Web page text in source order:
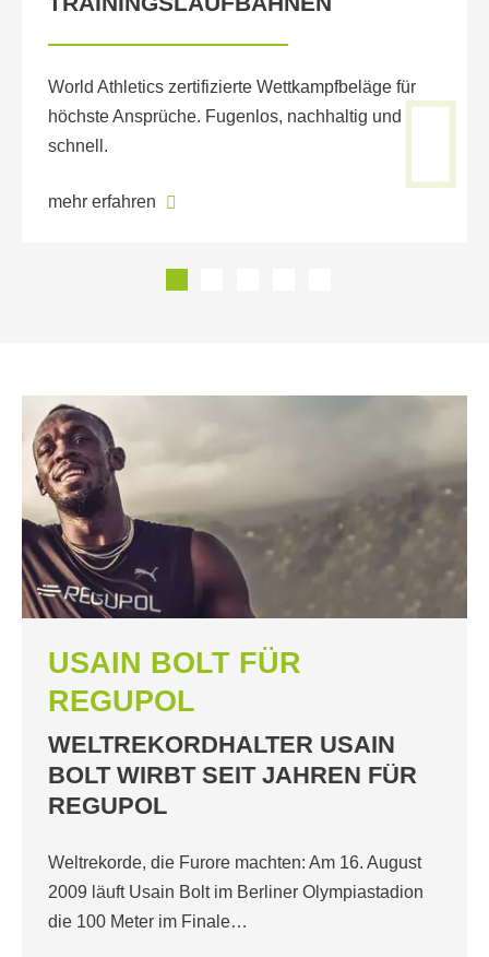
World Athletics zertifizierte Wettkampfbeläge für
höchste Ansprüche. Fugenlos, nachhaltig und
schnell.
mehr erfahren
USAIN BOLT FÜR
REGUPOL
WELTREKORDHALTER USAIN
BOLT WIRBT SEIT JAHREN FÜR
REGUPOL
Weltrekorde, die Furore machten: Am 16. August
2009 läuft Usain Bolt im Berliner Olympiastadion
die 100 Meter im Finale…